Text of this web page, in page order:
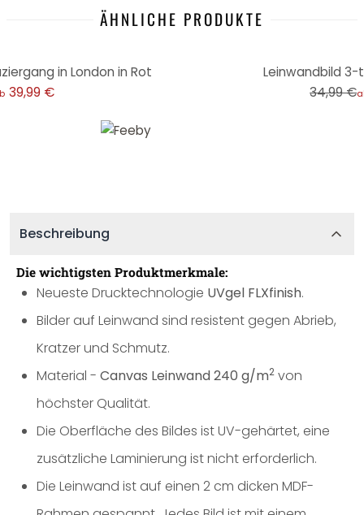
ÄHNLICHE PRODUKTE
in London in Rot
39,99 €
Leinwandbild 3-
34,99 €
Beschreibung
Die wichtigsten Produktmerkmale:
Neueste Drucktechnologie UVgel FLXfinish.
Bilder auf Leinwand sind resistent gegen Abrieb,
Kratzer und Schmutz.
Material - Canvas Leinwand 240 g/m2 von
höchster Qualität.
Die Oberfläche des Bildes ist UV-gehärtet, eine
zusätzliche Laminierung ist nicht erforderlich.
Die Leinwand ist auf einen 2 cm dicken MDF-